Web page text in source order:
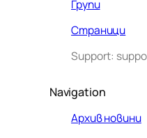
Групи
Страници
Support:
Navigation
Архив новини